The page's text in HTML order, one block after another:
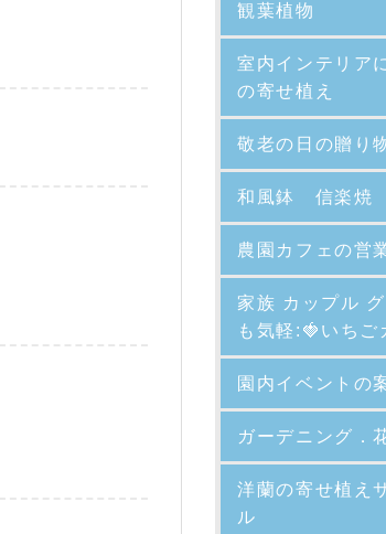
観葉植物
室内インテリア
の寄せ植え
敬老の日の贈り
和風鉢 信楽焼
農園カフェの営
家族 カップル
も気軽:🍓いちご
園内イベントの
ガーデニング．
洋蘭の寄せ植え
ル